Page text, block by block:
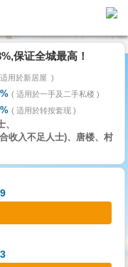
保证全城最高！
适用於新居屋
适用於一手及二手私楼
适用於转按套现
收入不足人士)、唐楼、村